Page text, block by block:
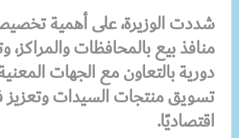
شددت الوزيرة، على أهمية
منافذ بيع بالمحافظات
دورية بالتعاون مع الجهات
تسويق منتجات السيدات
اقتصاديًا.